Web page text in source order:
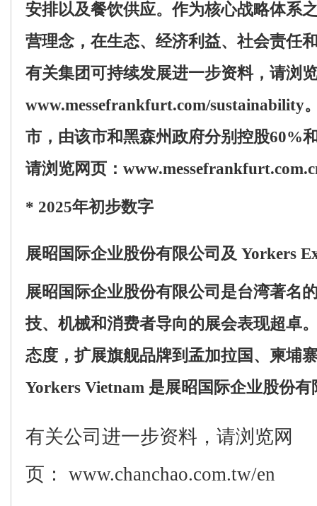
安排以及餐饮供应。作为核心战略体系
营理念，在生态、经济利益、社会责任
有关集团可持续发展进一步资料，请浏
www.messefrankfurt.com/sustainability
市，由该市和黑森州政府分别控股60%
请浏览网页：
* 2025年初步数字
展昭国际企业股份有限公司及 Yorkers
展昭国际企业股份有限公司是台湾著名
技、机械和消费者导向的展会表现超卓
态度，扩展旗舰品牌到孟加拉国、柬埔
Yorkers Vietnam 是展昭国际企业股份
有关公司进一步资料，请浏览网
页：
www.chanchao.com.tw/en